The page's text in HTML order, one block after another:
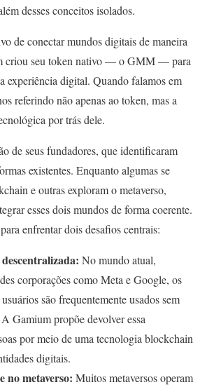
desses conceitos isolados.
de conectar mundos digitais de maneira
criou seu token nativo — o GMM — para
experiência digital. Quando falamos em
referindo não apenas ao token, mas a
por trás dele.
de seus fundadores, que identificaram
existentes. Enquanto algumas se
e outras exploram o metaverso,
esses dois mundos de forma coerente.
enfrentar dois desafios centrais:
No mundo atual,
corporações como Meta e Google, os
são frequentemente usados sem
Gamium propõe devolver essa
por meio de uma tecnologia blockchain
digitais.
no metaverso: Muitos metaversos operam